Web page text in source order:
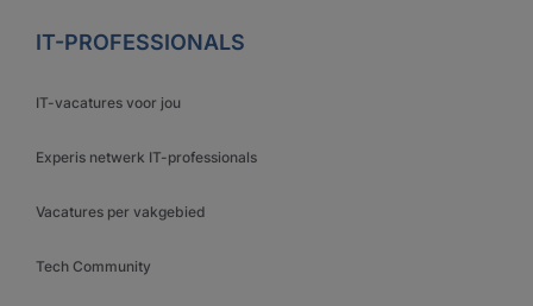
IT-PROFESSIONALS
IT-vacatures voor jou
Experis netwerk IT-professionals
Vacatures per vakgebied
Tech Community